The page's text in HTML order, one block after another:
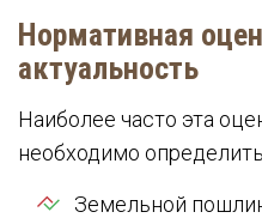
Нормативная
актуальность
Наиболее часто эта
необходимо
Земельной